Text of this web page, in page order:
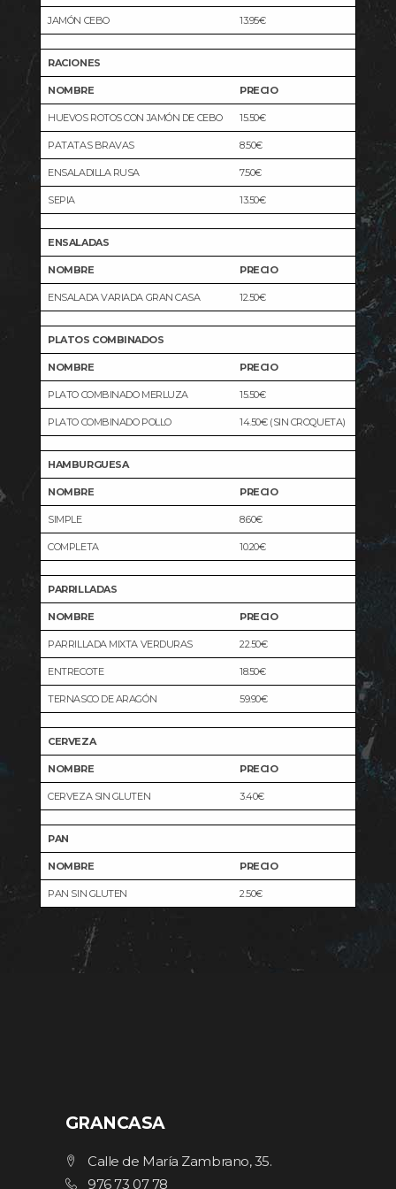
JAMÓN CEBO 13.95€
RACIONES
NOMBRE PRECIO
HUEVOS ROTOS CON JAMÓN DE CEBO 15.50€
PATATAS BRAVAS 8.50€
ENSALADILLA RUSA 7.50€
SEPIA 13.50€
ENSALADAS
NOMBRE PRECIO
ENSALADA VARIADA GRAN CASA 12.50€
PLATOS COMBINADOS
NOMBRE PRECIO
PLATO COMBINADO MERLUZA 15.50€
PLATO COMBINADO POLLO 14.50€ (SIN CROQUETA)
HAMBURGUESA
NOMBRE PRECIO
SIMPLE 8.60€
COMPLETA 10.20€
PARRILLADAS
NOMBRE PRECIO
PARRILLADA MIXTA VERDURAS 22.50€
ENTRECOTE 18.50€
TERNASCO DE ARAGÓN 59.90€
CERVEZA
NOMBRE PRECIO
CERVEZA SIN GLUTEN 3.40€
PAN
NOMBRE PRECIO
PAN SIN GLUTEN 2.50€
GRANCASA
Calle de María Zambrano, 35.
976 73 07 78